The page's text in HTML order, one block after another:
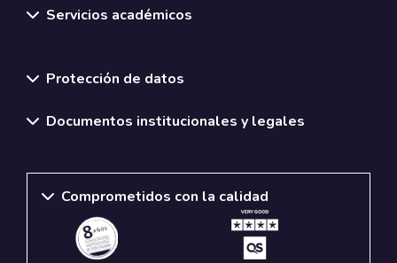
Servicios académicos
Protección de datos
Documentos institucionales y legales
Comprometidos con la calidad